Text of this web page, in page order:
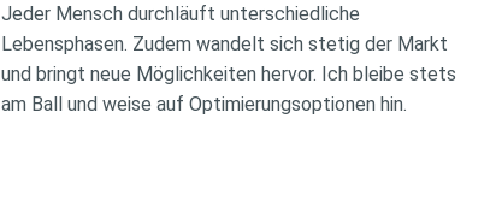
Jeder Mensch durchläuft unterschiedliche
Lebensphasen. Zudem wandelt sich stetig der Markt
und bringt neue Möglichkeiten hervor. Ich bleibe stets
am Ball und weise auf Optimierungsoptionen hin.